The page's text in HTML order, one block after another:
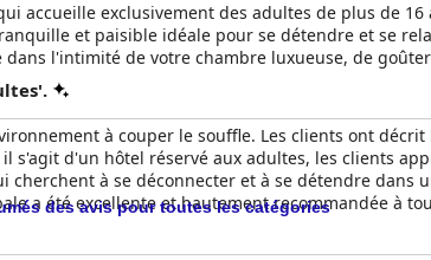
accueille exclusivement des adultes de plus de
et paisible idéale pour se détendre et se
l'intimité de votre chambre luxueuse, de
aussi relaxant et luxueux que vous l'avez imaginé.
à couper le souffle. Les clients ont
d'un hôtel réservé aux adultes, les clients
à se déconnecter et à se détendre dans
a été excellente et hautement recommandée à
des avis pour toutes les catégories